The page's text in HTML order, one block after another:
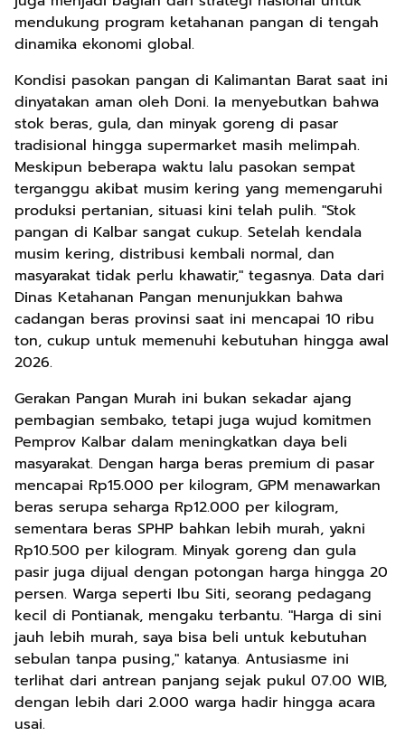
mendukung program ketahanan pangan di tengah
dinamika ekonomi global.
Kondisi pasokan pangan di Kalimantan Barat saat ini
dinyatakan aman oleh Doni. Ia menyebutkan bahwa
stok beras, gula, dan minyak goreng di pasar
tradisional hingga supermarket masih melimpah.
Meskipun beberapa waktu lalu pasokan sempat
terganggu akibat musim kering yang memengaruhi
produksi pertanian, situasi kini telah pulih. "Stok
pangan di Kalbar sangat cukup. Setelah kendala
musim kering, distribusi kembali normal, dan
masyarakat tidak perlu khawatir," tegasnya. Data dari
Dinas Ketahanan Pangan menunjukkan bahwa
cadangan beras provinsi saat ini mencapai 10 ribu
ton, cukup untuk memenuhi kebutuhan hingga awal
2026.
Gerakan Pangan Murah ini bukan sekadar ajang
pembagian sembako, tetapi juga wujud komitmen
Pemprov Kalbar dalam meningkatkan daya beli
masyarakat. Dengan harga beras premium di pasar
mencapai Rp15.000 per kilogram, GPM menawarkan
beras serupa seharga Rp12.000 per kilogram,
sementara beras SPHP bahkan lebih murah, yakni
Rp10.500 per kilogram. Minyak goreng dan gula
pasir juga dijual dengan potongan harga hingga 20
persen. Warga seperti Ibu Siti, seorang pedagang
kecil di Pontianak, mengaku terbantu. "Harga di sini
jauh lebih murah, saya bisa beli untuk kebutuhan
sebulan tanpa pusing," katanya. Antusiasme ini
terlihat dari antrean panjang sejak pukul 07.00 WIB,
dengan lebih dari 2.000 warga hadir hingga acara
usai.